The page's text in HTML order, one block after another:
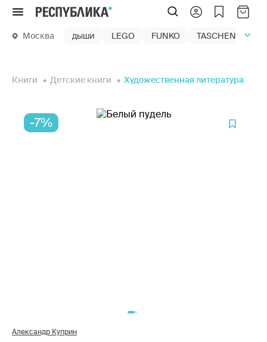
Меню
Москва дыши LEGO FUNKO TASCHEN
Книги Детские книги Художественная литература
-7%
Александр Куприн